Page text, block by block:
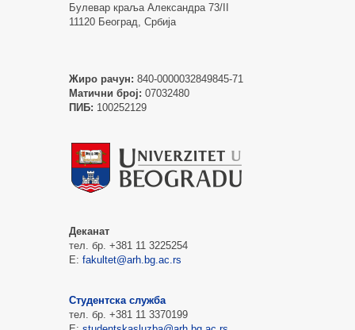
Булевар краља Александра 73/II
11120 Београд, Србија
Жиро рачун: 840-0000032849845-71
Матични број: 07032480
ПИБ: 100252129
Деканат
тел. бр. +381 11 3225254
Е: fakultet@arh.bg.ac.rs
Студентска служба
тел. бр. +381 11 3370199